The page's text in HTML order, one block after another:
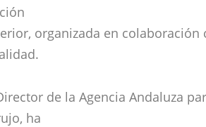
organizada en colaboración
de la Agencia Andaluza
ha